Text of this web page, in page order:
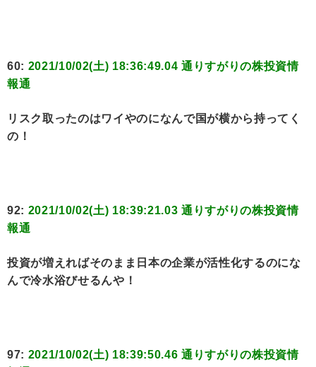
60: 2021/10/02(土) 18:36:49.04 通りすがりの株投資情
報通
リスク取ったのはワイやのになんで国が横から持ってく
の！
92: 2021/10/02(土) 18:39:21.03 通りすがりの株投資情
報通
投資が増えればそのまま日本の企業が活性化するのにな
んで冷水浴びせるんや！
97: 2021/10/02(土) 18:39:50.46 通りすがりの株投資情